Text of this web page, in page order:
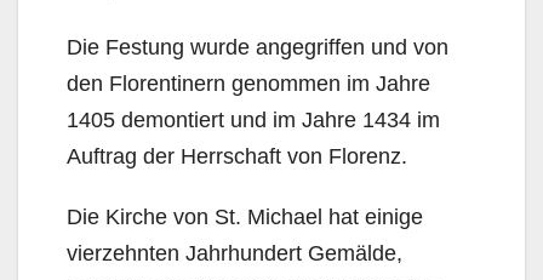
Die Festung wurde angegriffen und von
den Florentinern genommen im Jahre
1405 demontiert und im Jahre 1434 im
Auftrag der Herrschaft von Florenz.
Die Kirche von St. Michael hat einige
vierzehnten Jahrhundert Gemälde,